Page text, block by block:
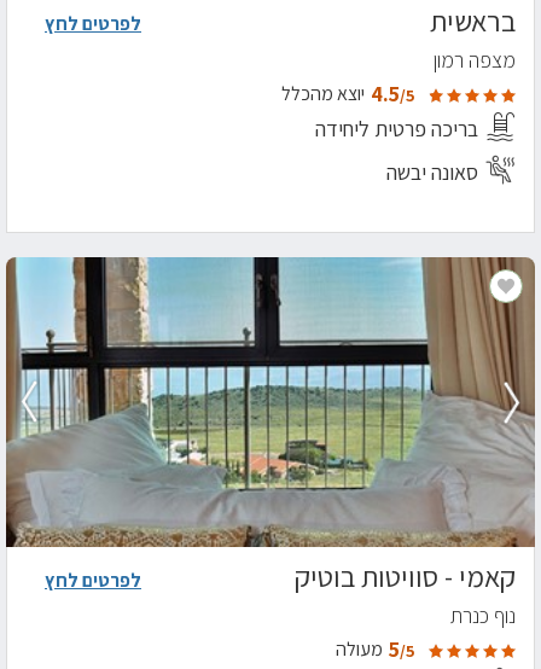
בראשית
מצפה רמון
4.5/5 יוצא מהכלל
בריכה פרטית ליחידה
סאונה יבשה
לפרטים לחץ
קאמי - סוויטות בוטיק
נוף כנרת
5/5 מעולה
לפרטים לחץ